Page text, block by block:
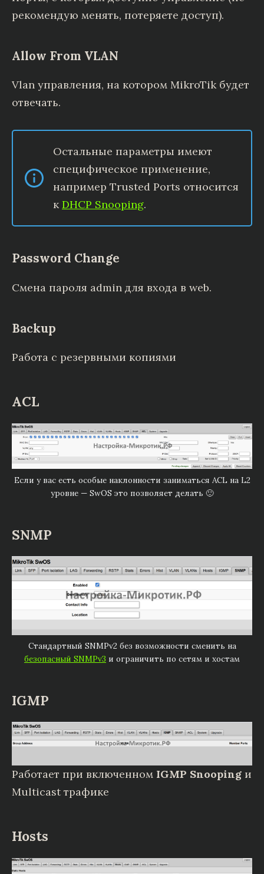
рекомендую менять, потеряете доступ).
Allow From VLAN
Vlan управления, на котором MikroTik будет
отвечать.
Остальные параметры имеют
специфическое применение,
например Trusted Ports относится
к DHCP Snooping.
Password Change
Смена пароля admin для входа в web.
Backup
Работа с резервными копиями
ACL
Если у вас есть особые наклонности заниматься ACL на L2
уровне — SwOS это позволяет делать 🙂
SNMP
Стандартный SNMPv2 без возможности сменить на
безопасный SNMPv3 и ограничить по сетям и хостам
IGMP
Работает при включенном IGMP Snooping и
Multicast трафике
Hosts